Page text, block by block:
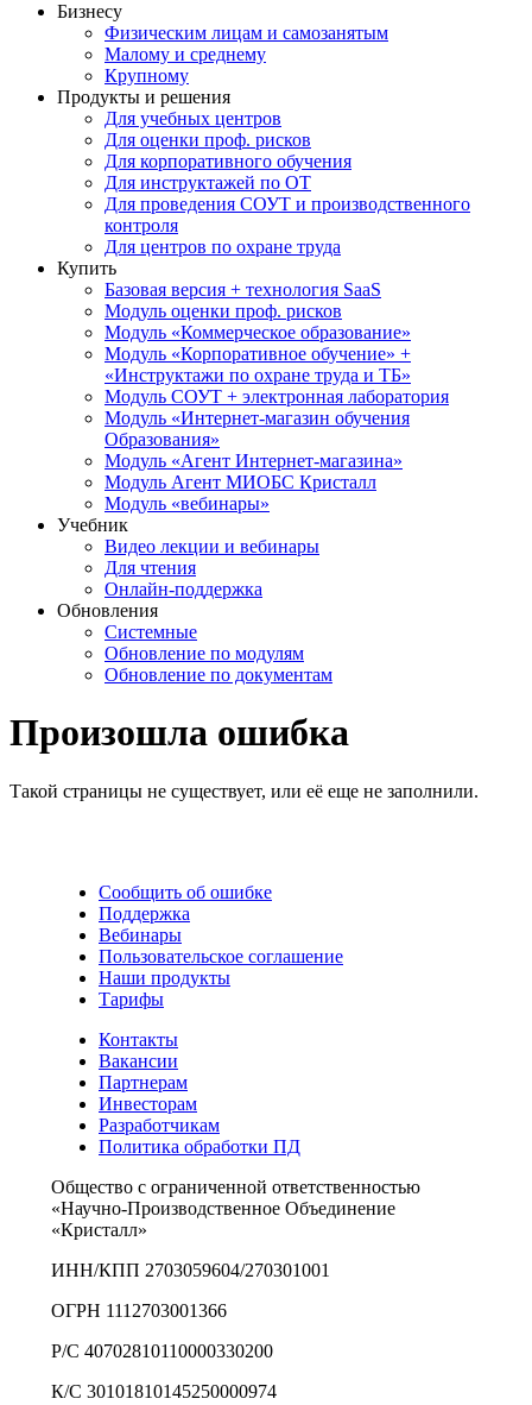
Бизнесу
Физическим лицам и самозанятым
Малому и среднему
Крупному
Продукты и решения
Для учебных центров
Для оценки проф. рисков
Для корпоративного обучения
Для инструктажей по ОТ
Для проведения СОУТ и производственного
контроля
Для центров по охране труда
Купить
Базовая версия + технология SaaS
Модуль оценки проф. рисков
Модуль «Коммерческое образование»
Модуль «Корпоративное обучение» +
«Инструктажи по охране труда и ТБ»
Модуль СОУТ + электронная лаборатория
Модуль «Интернет-магазин обучения
Образования»
Модуль «Агент Интернет-магазина»
Модуль Агент МИОБС Кристалл
Модуль «вебинары»
Учебник
Видео лекции и вебинары
Для чтения
Онлайн-поддержка
Обновления
Системные
Обновление по модулям
Обновление по документам
Произошла ошибка
Такой страницы не существует, или её еще не заполнили.
Сообщить об ошибке
Поддержка
Вебинары
Пользовательское соглашение
Наши продукты
Тарифы
Контакты
Вакансии
Партнерам
Инвесторам
Разработчикам
Политика обработки ПД
Общество с ограниченной ответственностью
«Научно-Производственное Объединение
«Кристалл»
ИНН/КПП 2703059604/270301001
ОГРН 1112703001366
Р/С 40702810110000330200
К/С 30101810145250000974